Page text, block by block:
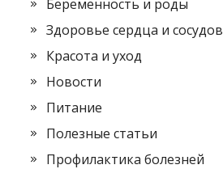
Беременность и роды
Здоровье сердца и сосудов
Красота и уход
Новости
Питание
Полезные статьи
Профилактика болезней